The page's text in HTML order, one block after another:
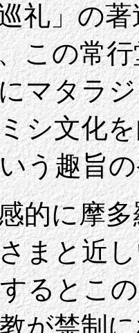
礼」の
この常
マタラ
シ文化
う趣旨
的に摩
まと近
るとこ
が禁制